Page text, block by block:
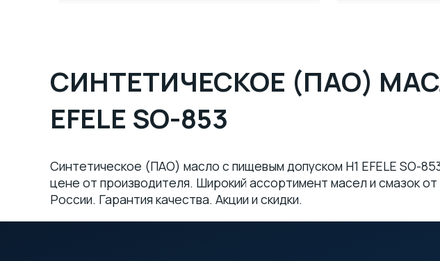
СИНТЕТИЧЕСКОЕ (ПАО)
EFELE SO-853
Синтетическое (ПАО) масло с пищевым допуском H1 EFELE SO-
цене от производителя. Широкий ассортимент масел и смазок
России. Гарантия качества. Акции и скидки.